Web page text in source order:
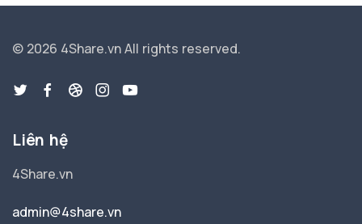
© 2026 4Share.vnAll rights reserved.
Liên hệ
4Share.vn
admin@4share.vn